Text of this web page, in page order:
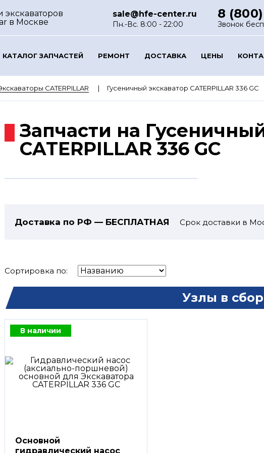
экскаваторов
в Москве
sale@hfe-center.ru
Пн.-Вс. 8:00 - 22:00
8
Звонок
КАТАЛОГ ЗАПЧАСТЕЙ РЕМОНТ ДОСТАВКА ЦЕНЫ
CATERPILLAR Гусеничный экскаватор CATERPILLAR 336 GC
Запчасти на
CATERPILLAR 336 GC
Доставка по РФ — БЕСПЛАТНАЯ Срок доставки в
Сортировка по:
Узлы в
В наличии
Основной
гидравлический насос